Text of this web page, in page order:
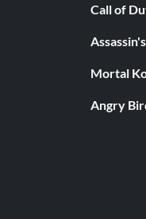
Call of
Mortal
Angry